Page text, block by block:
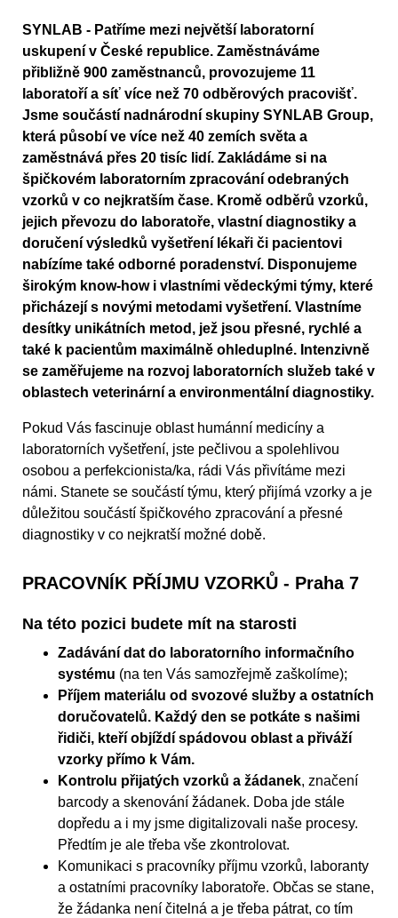
SYNLAB - Patříme mezi největší laboratorní
uskupení v České republice. Zaměstnáváme
přibližně 900 zaměstnanců, provozujeme 11
laboratoří a síť více než 70 odběrových pracovišť.
Jsme součástí nadnárodní skupiny SYNLAB Group,
která působí ve více než 40 zemích světa a
zaměstnává přes 20 tisíc lidí. Zakládáme si na
špičkovém laboratorním zpracování odebraných
vzorků v co nejkratším čase. Kromě odběrů vzorků,
jejich převozu do laboratoře, vlastní diagnostiky a
doručení výsledků vyšetření lékaři či pacientovi
nabízíme také odborné poradenství. Disponujeme
širokým know-how i vlastními vědeckými týmy, které
přicházejí s novými metodami vyšetření. Vlastníme
desítky unikátních metod, jež jsou přesné, rychlé a
také k pacientům maximálně ohleduplné. Intenzivně
se zaměřujeme na rozvoj laboratorních služeb také v
oblastech veterinární a environmentální diagnostiky.
Pokud Vás fascinuje oblast humánní medicíny a
laboratorních vyšetření, jste pečlivou a spolehlivou
osobou a perfekcionista/ka, rádi Vás přivítáme mezi
námi. Stanete se součástí týmu, který přijímá vzorky a je
důležitou součástí špičkového zpracování a přesné
diagnostiky v co nejkratší možné době.
PRACOVNÍK PŘÍJMU VZORKŮ - Praha 7
Na této pozici budete mít na starosti
Zadávání dat do laboratorního informačního
systému (na ten Vás samozřejmě zaškolíme);
Příjem materiálu od svozové služby a ostatních
doručovatelů. Každý den se potkáte s našimi
řidiči, kteří objíždí spádovou oblast a přiváží
vzorky přímo k Vám.
Kontrolu přijatých vzorků a žádanek, značení
barcody a skenování žádanek. Doba jde stále
dopředu a i my jsme digitalizovali naše procesy.
Předtím je ale třeba vše zkontrolovat.
Komunikaci s pracovníky příjmu vzorků, laboranty
a ostatními pracovníky laboratoře. Občas se stane,
že žádanka není čitelná a je třeba pátrat, co tím